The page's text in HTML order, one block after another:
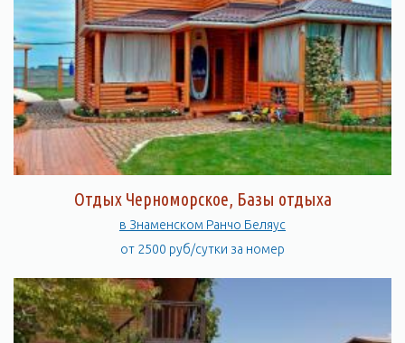
Отдых Черноморское, Базы отдыха
в Знаменском Ранчо Беляус
от 2500 руб/сутки за номер